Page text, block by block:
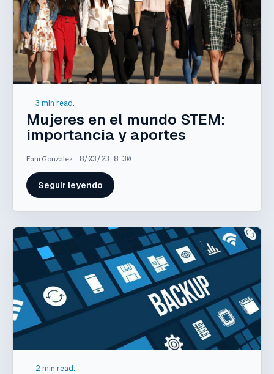
3 min read.
Mujeres en el mundo STEM:
importancia y aportes
Fani Gonzalez 8/03/23 8:30
Seguir leyendo
2 min read.